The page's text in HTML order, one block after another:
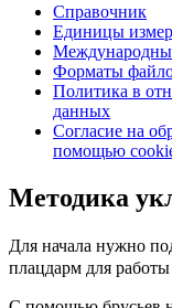
Справочник
Единицы
Форматы
Политика в
данных
Согласие на
помощью
Методика
Для начала нужно
плацдарм для